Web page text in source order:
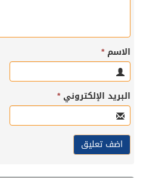
الاسم*
البريد الإلكتروني*